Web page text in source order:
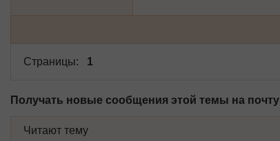
Страницы: 1
Получать новые сообщения этой темы на почту
Читают тему